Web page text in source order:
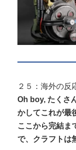
２５：海外の反
Oh boy, たくさ
かしてこれが最
ここから完結ま
で、クラフトは